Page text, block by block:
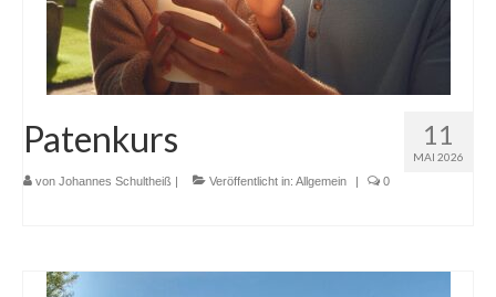
11
MAI 2026
Patenkurs
von Johannes Schultheiß | Veröffentlicht in: Allgemein | 0